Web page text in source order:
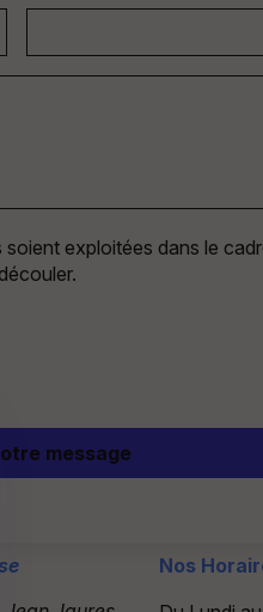
exploitées dans le
Nos